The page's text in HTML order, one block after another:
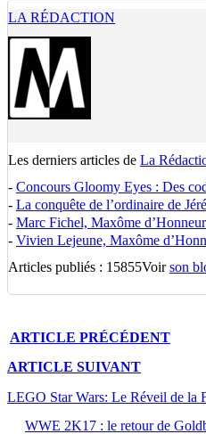
LA RÉDACTION
Les derniers articles de La
- Concours Gloomy Eyes : Des
- La conquête de l’ordinaire de
- Marc Fichel, Maxôme
- Vivien Lejeune, Maxôme
Articles publiés : 15855Voirson
ARTICLE PRÉCÉDENT
ARTICLE SUIVANT
LEGO Star Wars: Le Réveil de la
WWE 2K17 : le retour de